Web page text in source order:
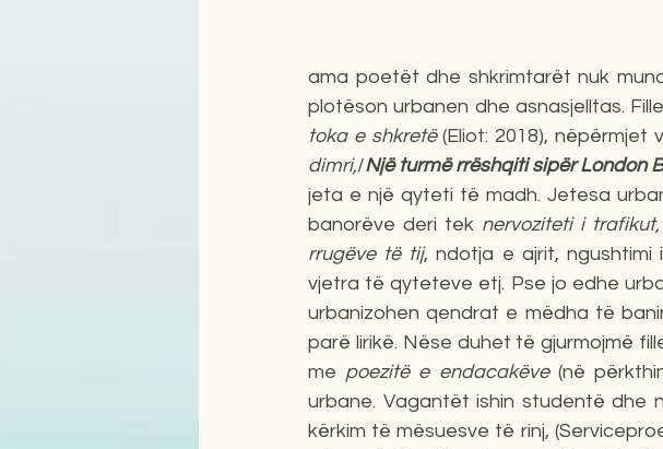
ama poetët dhe shkrimtarët nuk
toka e shkretë (Eliot: 2018), nëpërmjet
dimri,/Një turmë rrëshqiti sipër London
jeta e një qyteti të madh. Jetesa
banorëve deri tek nervoziteti i
rrugëve të tij, ndotja e ajrit, ngushtimi
vjetra të qyteteve etj. Pse jo edhe
urbanizohen qendrat e mëdha të
parë lirikë. Nëse duhet të gjurmojmë
me poezitë e endacakëve (në
urbane. Vagantët ishin studentë dhe
kërkim të mësuesve të rinj,